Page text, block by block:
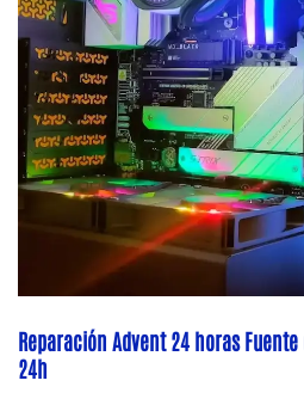
Reparación Advent 24 horas
24h